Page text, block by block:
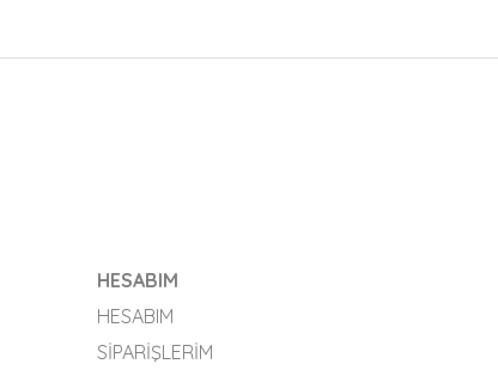
HESABIM
HESABIM
SIPARIŞLERIM